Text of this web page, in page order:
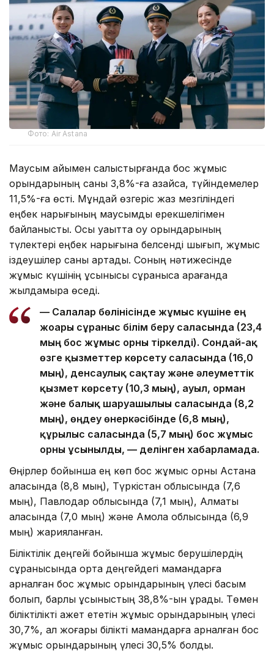
Фото: Air Astana
Маусым айымен салыстырғанда бос жұмыс
орындарының саны 3,8%-ға азайса, түйіндемелер
11,5%-ға өсті. Мұндай өзгеріс жаз мезгіліндегі
еңбек нарығының маусымдық ерекшелігімен
байланысты. Осы уақытта оқу орындарының
түлектері еңбек нарығына белсенді шығып, жұмыс
іздеушілер саны артады. Соның нәтижесінде
жұмыс күшінің ұсынысы сұранысқа қарағанда
жылдамырақ өседі.
— Салалар бөлінісінде жұмыс күшіне ең
жоғары сұраныс білім беру саласында (23,4
мың бос жұмыс орны тіркелді). Сондай-ақ
өзге қызметтер көрсету саласында (16,0
мың), денсаулық сақтау және әлеуметтік
қызмет көрсету (10,3 мың), ауыл, орман
және балық шаруашылығы саласында (8,2
мың), өңдеу өнеркәсібінде (6,8 мың),
құрылыс саласында (5,7 мың) бос жұмыс
орны ұсынылды, — делінген хабарламада.
Өңірлер бойынша ең көп бос жұмыс орны Астана
қаласында (8,8 мың), Түркістан облысында (7,6
мың), Павлодар облысында (7,1 мың), Алматы
қаласында (7,0 мың) және Ақмола облысында (6,9
мың) жарияланған.
Біліктілік деңгейі бойынша жұмыс берушілердің
сұранысында орта деңгейдегі мамандарға
арналған бос жұмыс орындарының үлесі басым
болып, барлық ұсыныстың 38,8%-ын құрады. Төмен
біліктілікті қажет ететін жұмыс орындарының үлесі
30,7%, ал жоғары білікті мамандарға арналған бос
жұмыс орындарының үлесі 30,5% болды.